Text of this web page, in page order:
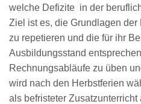
welche Defizite in der
Ziel ist es, die Grundlagen der
zu repetieren und die für ihr
Ausbildungsstand
Rechnungsabläufe zu üben
wird nach den Herbstferien
als befristeter